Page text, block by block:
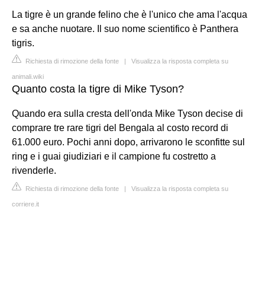
La tigre è un grande felino che è l'unico che ama l'acqua
e sa anche nuotare. Il suo nome scientifico è Panthera
tigris.
Richiesta di rimozione della fonte | Visualizza la risposta completa su
animali.wiki
Quanto costa la tigre di Mike Tyson?
Quando era sulla cresta dell'onda Mike Tyson decise di
comprare tre rare tigri del Bengala al costo record di
61.000 euro. Pochi anni dopo, arrivarono le sconfitte sul
ring e i guai giudiziari e il campione fu costretto a
rivenderle.
Richiesta di rimozione della fonte | Visualizza la risposta completa su
corriere.it